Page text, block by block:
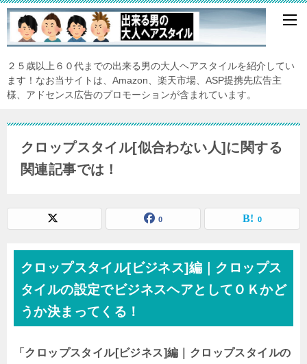
２５歳以上６０代までの出来る男の大人ヘアスタイルを紹介してい
ます！なお当サイトは、Amazon、楽天市場、ASP提携先広告主
様、アドセンス広告のプロモーションが含まれています。
クロップスタイル[似合わない人]に関する
関連記事では！
0 0
クロップスタイル[ビジネス]編｜クロップス
タイルの設定でビジネスヘアとしてＯＫかど
うか決まってくる！
「クロップスタイル[ビジネス]編｜クロップスタイルの